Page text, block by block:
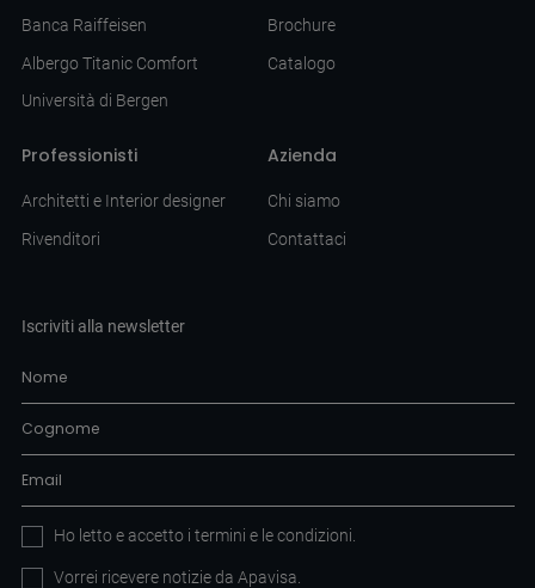
Banca Raiffeisen
Albergo Titanic Comfort
Università di Bergen
Brochure
Catalogo
Professionisti
Architetti e Interior designer
Rivenditori
Azienda
Chi siamo
Contattaci
Iscriviti alla newsletter
Ho letto e accetto i termini e le condizioni
Vorrei ricevere notizie da Apavisa.